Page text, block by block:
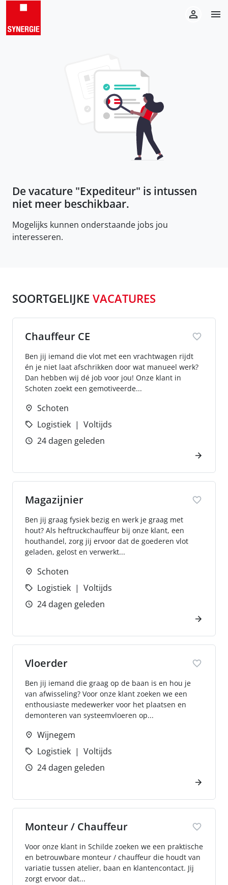
De vacature "Expediteur" is intussen
niet meer beschikbaar.
Mogelijks kunnen onderstaande jobs jou
interesseren.
SOORTGELIJKE VACATURES
Chauffeur CE
Ben jij iemand die vlot met een vrachtwagen rijdt
én je niet laat afschrikken door wat manueel werk?
Dan hebben wij dé job voor jou! Onze klant in
Schoten zoekt een gemotiveerde...
Schoten
Logistiek
Voltijds
24 dagen geleden
Magazijnier
Ben jij graag fysiek bezig en werk je graag met
hout? Als heftruckchauffeur bij onze klant, een
houthandel, zorg jij ervoor dat de goederen vlot
geladen, gelost en verwerkt...
Schoten
Logistiek
Voltijds
24 dagen geleden
Vloerder
Ben jij iemand die graag op de baan is en hou je
van afwisseling? Voor onze klant zoeken we een
enthousiaste medewerker voor het plaatsen en
demonteren van systeemvloeren op...
Wijnegem
Logistiek
Voltijds
24 dagen geleden
Monteur / Chauffeur
Voor onze klant in Schilde zoeken we een praktische
en betrouwbare monteur / chauffeur die houdt van
variatie tussen atelier, baan en klantencontact. Jij
zorgt ervoor dat...